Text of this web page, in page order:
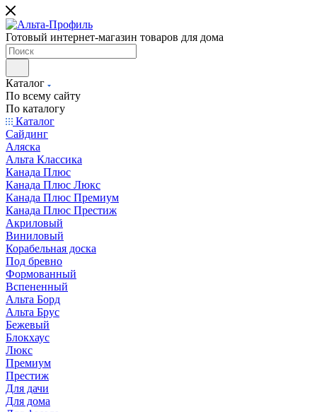
Готовый интернет-магазин товаров для дома
Каталог
По всему сайту
По каталогу
Каталог
Сайдинг
Аляска
Альта Классика
Канада Плюс
Канада Плюс Люкс
Канада Плюс Премиум
Канада Плюс Престиж
Акриловый
Виниловый
Корабельная доска
Под бревно
Формованный
Вспененный
Альта Борд
Альта Брус
Бежевый
Блокхаус
Люкс
Премиум
Престиж
Для дачи
Для дома